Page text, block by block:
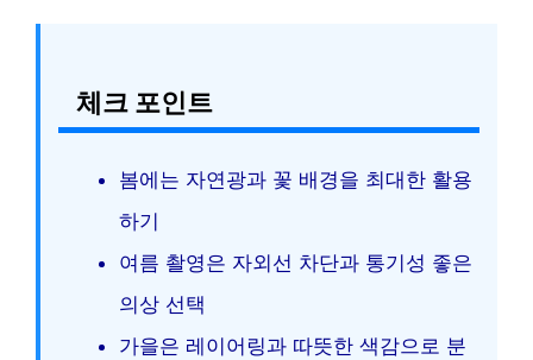
체크 포인트
봄에는 자연광과 꽃 배경을 최대한 활용
하기
여름 촬영은 자외선 차단과 통기성 좋은
의상 선택
가을은 레이어링과 따뜻한 색감으로 분